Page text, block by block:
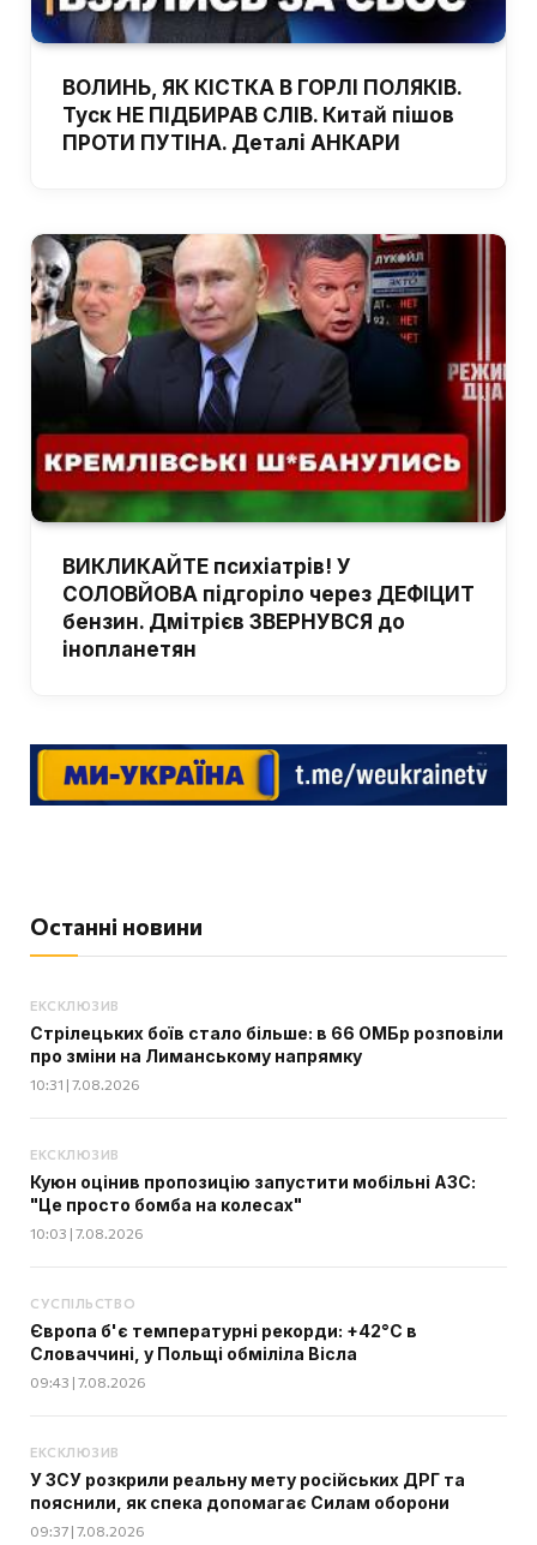
ВОЛИНЬ, ЯК КІСТКА В ГОРЛІ ПОЛЯКІВ.
Туск НЕ ПІДБИРАВ СЛІВ. Китай пішов
ПРОТИ ПУТІНА. Деталі АНКАРИ
ВИКЛИКАЙТЕ психіатрів! У
СОЛОВЙОВА підгоріло через ДЕФІЦИТ
бензин. Дмітрієв ЗВЕРНУВСЯ до
інопланетян
Останні новини
ЕКСКЛЮЗИВ
Стрілецьких боїв стало більше: в 66 ОМБр розповіли
про зміни на Лиманському напрямку
10:31 | 7.08.2026
ЕКСКЛЮЗИВ
Куюн оцінив пропозицію запустити мобільні АЗС:
"Це просто бомба на колесах"
10:03 | 7.08.2026
СУСПІЛЬСТВО
Європа б'є температурні рекорди: +42°C в
Словаччині, у Польщі обміліла Вісла
09:43 | 7.08.2026
ЕКСКЛЮЗИВ
У ЗСУ розкрили реальну мету російських ДРГ та
пояснили, як спека допомагає Силам оборони
09:37 | 7.08.2026